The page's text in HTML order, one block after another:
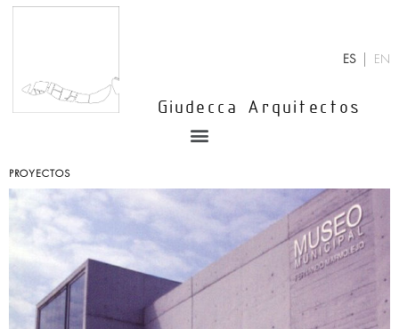
Giudecca Arquitectos
ES EN
Menu
PROYECTOS